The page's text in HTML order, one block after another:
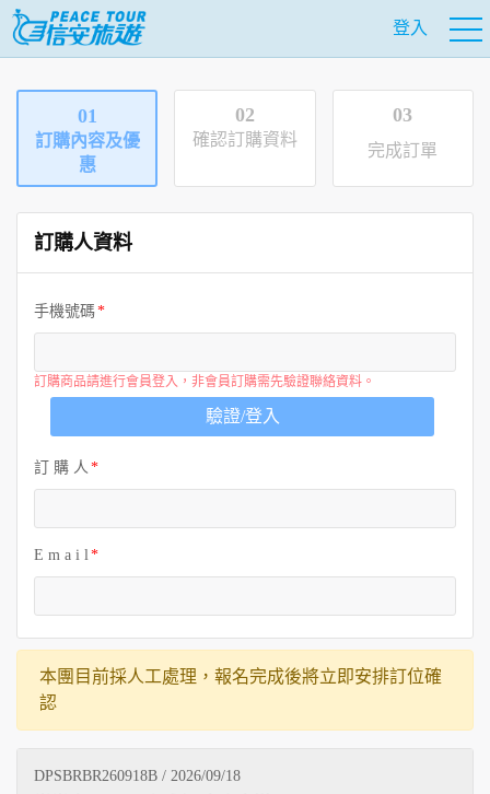
登入
01
訂購內容及優
惠
02
確認訂購資料
03
完成訂單
訂購人資料
手機號碼
訂購商品請進行會員登入，非會員訂購需先驗證聯絡資料。
驗證/登入
訂 購 人
E m a i l
本團目前採人工處理，報名完成後將立即安排訂位確
認
DPSBRBR260918B / 2026/09/18